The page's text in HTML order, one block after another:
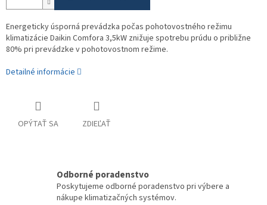
Energeticky úsporná prevádzka počas pohotovostného režimu
klimatizácie Daikin Comfora 3,5kW znižuje spotrebu prúdu o približne
80% pri prevádzke v pohotovostnom režime.
Detailné informácie
OPÝTAŤ SA ZDIEĽAŤ
Odborné poradenstvo
Poskytujeme odborné poradenstvo pri výbere a
nákupe klimatizačných systémov.